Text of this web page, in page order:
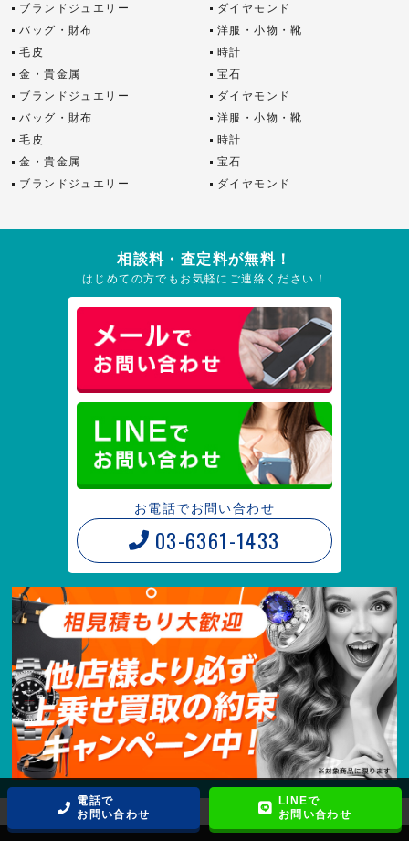
ブランドジュエリー
ダイヤモンド
バッグ・財布
洋服・小物・靴
毛皮
時計
金・貴金属
宝石
ブランドジュエリー
ダイヤモンド
バッグ・財布
洋服・小物・靴
毛皮
時計
金・貴金属
宝石
ブランドジュエリー
ダイヤモンド
相談料・査定料が無料！
はじめての方でもお気軽にご連絡ください！
お電話でお問い合わせ
03-6361-1433
電話で
お問い合わせ
LINEで
お問い合わせ